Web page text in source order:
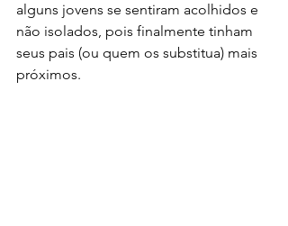
alguns jovens se sentiram acolhidos e
não isolados, pois finalmente tinham
seus pais (ou quem os substitua) mais
próximos.